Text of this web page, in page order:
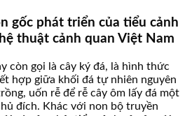
gốc phát triển của tiểu cảnh
thuật cảnh quan Việt Nam
còn gọi là cây ký đá, là hình thức
hợp giữa khối đá tự nhiên nguyên
uốn rễ để rễ cây ôm lấy đá một
đích. Khác với non bộ truyền